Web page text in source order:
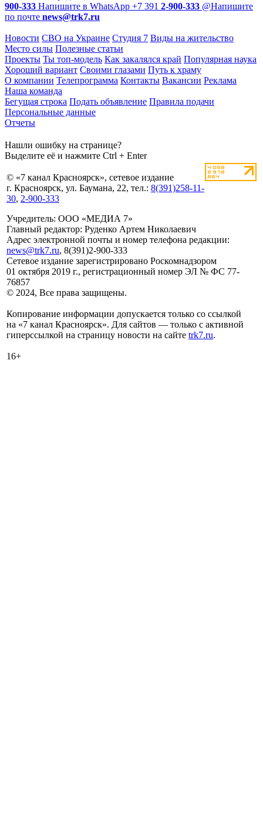
900-333 Напишите в WhatsApp +7 391 2-900-333 @Напишите
по почте news@trk7.ru
Новости СВО на Украине Студия 7 Виды на жительство
Место силы Полезные статьи
Проекты Ты топ-модель Как закалялся край Популярная наука
Хороший вариант Своими глазами Путь к храму
О компании Телепрограмма Контакты Вакансии Реклама
Наша команда
Бегущая строка Подать объявление Правила подачи
Персональные данные
Отчеты
Нашли ошибку на странице?
Выделите её и нажмите Ctrl + Enter
© «7 канал Красноярск», сетевое издание
г. Красноярск, ул. Баумана, 22, тел.: 8(391)258-11-
30, 2-900-333
Учредитель: ООО «МЕДИА 7»
Главный редактор: Руденко Артем Николаевич
Адрес электронной почты и номер телефона редакции:
news@trk7.ru, 8(391)2-900-333
Сетевое издание зарегистрировано Роскомнадзором
01 октября 2019 г., регистрационный номер ЭЛ № ФС 77-
76857
© 2024, Все права защищены.
Копирование информации допускается только со ссылкой
на «7 канал Красноярск». Для сайтов — только с активной
гиперссылкой на страницу новости на сайте trk7.ru.
16+